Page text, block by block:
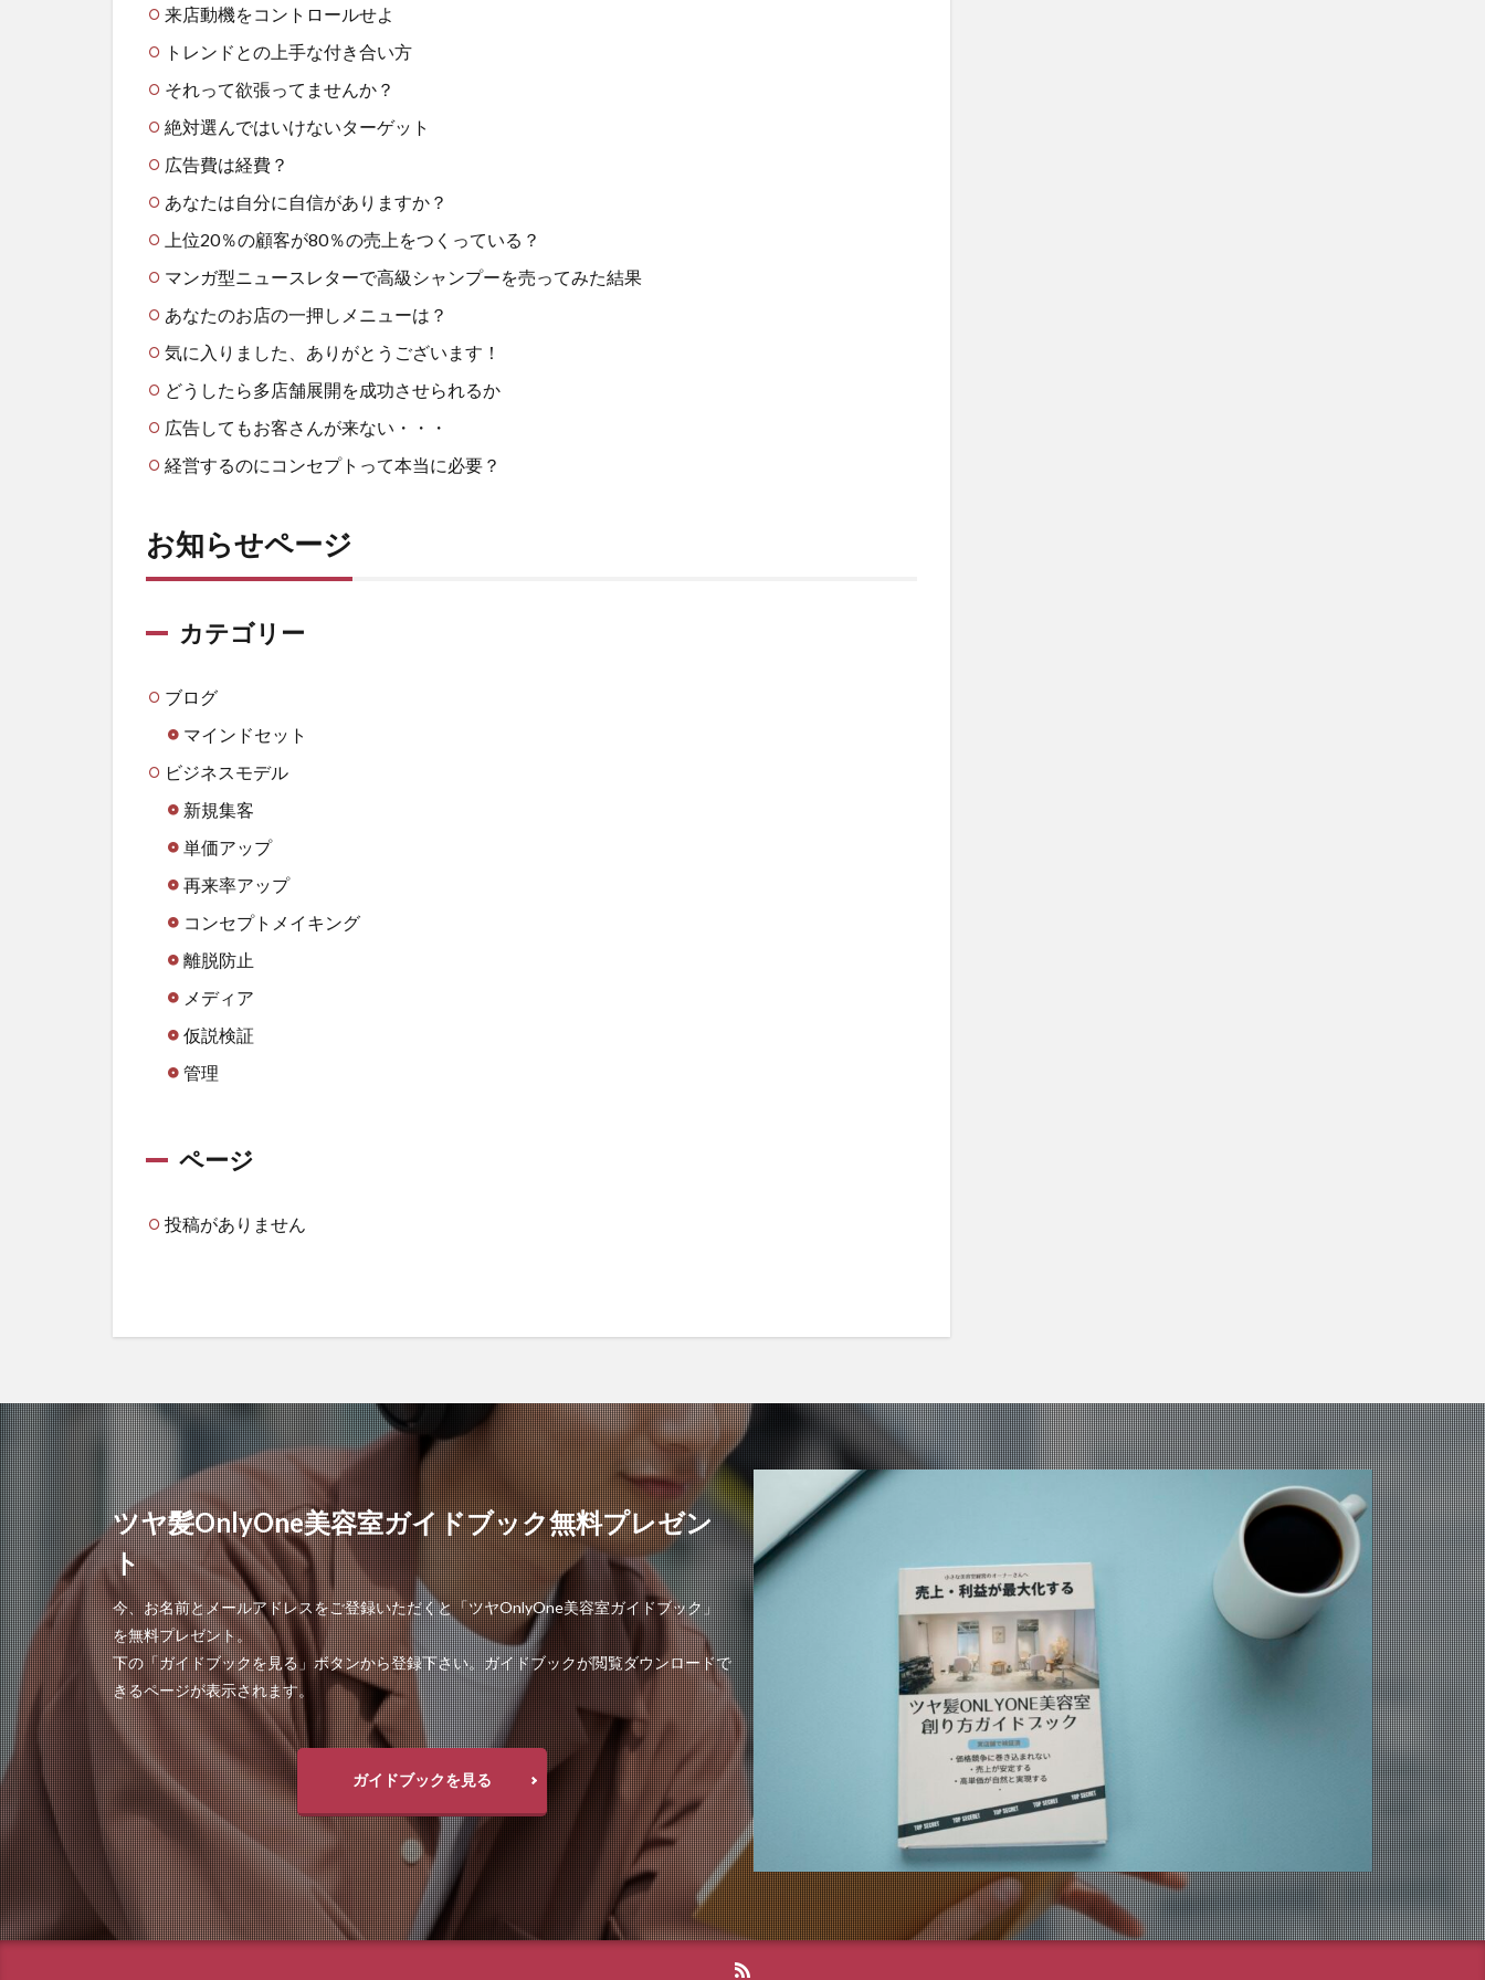
来店動機をコントロールせよ
トレンドとの上手な付き合い方
それって欲張ってませんか？
絶対選んではいけないターゲット
広告費は経費？
あなたは自分に自信がありますか？
上位20％の顧客が80％の売上をつくっている？
マンガ型ニュースレターで高級シャンプーを売ってみた結果
あなたのお店の一押しメニューは？
気に入りました、ありがとうございます！
どうしたら多店舗展開を成功させられるか
広告してもお客さんが来ない・・・
経営するのにコンセプトって本当に必要？
お知らせページ
カテゴリー
ブログ
マインドセット
ビジネスモデル
新規集客
単価アップ
再来率アップ
コンセプトメイキング
離脱防止
メディア
仮説検証
管理
ページ
投稿がありません
ツヤ髪OnlyOne美容室ガイドブック無料プレゼン
ト
今、お名前とメールアドレスをご登録いただくと「ツヤOnlyOne美容室ガイドブック」
を無料プレゼント。
下の「ガイドブックを見る」ボタンから登録下さい。ガイドブックが閲覧ダウンロードで
きるページが表示されます。
ガイドブックを見る